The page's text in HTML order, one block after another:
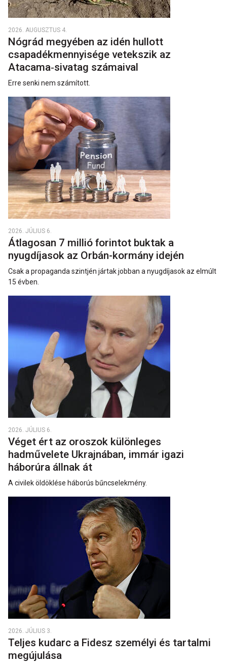
2026. AUGUSZTUS 4.
Nógrád megyében az idén hullott
csapadékmennyisége vetekszik az
Atacama‑sivatag számaival
Erre senki nem számított.
2026. JÚLIUS 6.
Átlagosan 7 millió forintot buktak a
nyugdíjasok az Orbán-kormány idején
Csak a propaganda szintjén jártak jobban a nyugdíjasok az elmúlt
15 évben.
2026. JÚLIUS 6.
Véget ért az oroszok különleges
hadművelete Ukrajnában, immár igazi
háborúra állnak át
A civilek öldöklése háborús bűncselekmény.
2026. JÚLIUS 3.
Teljes kudarc a Fidesz személyi és tartalmi
megújulása